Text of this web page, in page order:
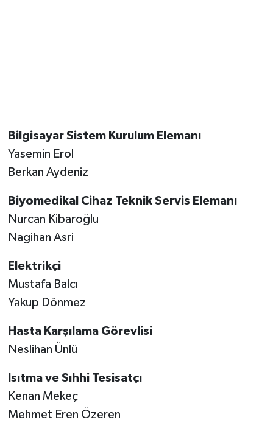
Bilgisayar Sistem Kurulum Elemanı
Yasemin Erol
Berkan Aydeniz
Biyomedikal Cihaz Teknik Servis Elemanı
Nurcan Kibaroğlu
Nagihan Asri
Elektrikçi
Mustafa Balcı
Yakup Dönmez
Hasta Karşılama Görevlisi
Neslihan Ünlü
Isıtma ve Sıhhi Tesisatçı
Kenan Mekeç
Mehmet Eren Özeren